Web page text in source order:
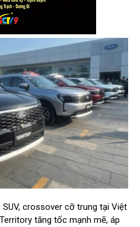
crossover cỡ trung tại Việt
tăng tốc mạnh mẽ, áp